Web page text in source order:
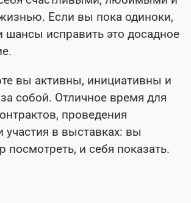
Если вы пока одиноки,
шансы исправить это досадное
вы активны, инициативны и
собой. Отличное время для
проведения
участия в выставках: вы
посмотреть, и себя показать.